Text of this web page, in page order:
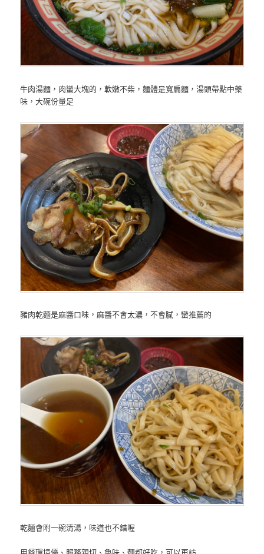
牛肉湯麵，肉蠻大塊的，軟嫩不柴，麵體是寬扁麵，湯頭帶點中藥
味，大碗份量足
豬肉乾麵是麻醬口味，麻醬不會太濃，不會膩，蠻推薦的
乾麵會附一碗清湯，味道也不錯喔